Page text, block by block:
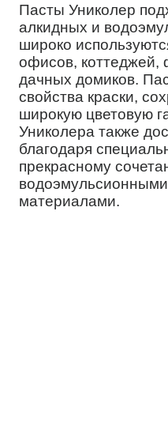
Пасты Униколер
алкидных и
широко
офисов, коттеджей,
дачных домиков.
свойства краски,
широкую цветовую
Униколера также
благодаря
прекрасному
материалами.